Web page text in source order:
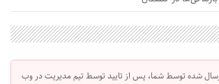
شده توسط شما، پس از تایید توسط تیم مدیریت در وب